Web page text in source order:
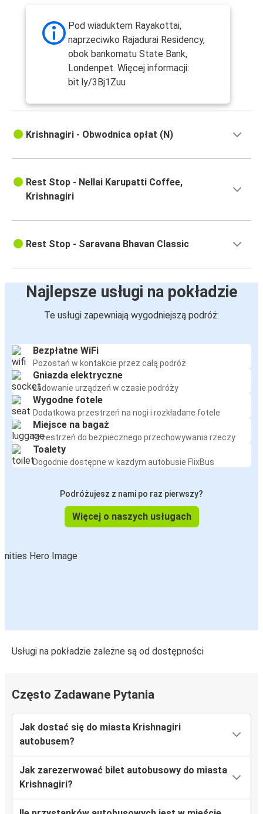
Pod wiaduktem Rayakottai,
naprzeciwko Rajadurai Residency,
obok bankomatu State Bank,
Londenpet. Więcej informacji:
bit.ly/3Bj1Zuu
Krishnagiri - Obwodnica opłat (N)
Rest Stop - Nellai Karupatti Coffee,
Krishnagiri
Rest Stop - Saravana Bhavan Classic
Najlepsze usługi na pokładzie
Te usługi zapewniają wygodniejszą podróż:
Bezpłatne WiFi
Pozostań w kontakcie przez całą podróż
Gniazda elektryczne
Ładowanie urządzeń w czasie podróży
Wygodne fotele
Dodatkowa przestrzeń na nogi i rozkładane fotele
Miejsce na bagaż
Przestrzeń do bezpiecznego przechowywania rzeczy
Toalety
Dogodnie dostępne w każdym autobusie FlixBus
Podróżujesz z nami po raz pierwszy?
Więcej o naszych usługach
Usługi na pokładzie zależne są od dostępności
Często Zadawane Pytania
Jak dostać się do miasta Krishnagiri
autobusem?
Jak zarezerwować bilet autobusowy do miasta
Krishnagiri?